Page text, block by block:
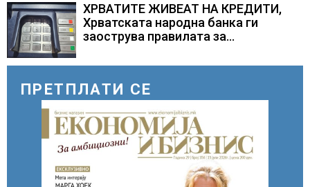
складирање на енергија од батерии
ХРВАТИТЕ ЖИВЕАТ НА КРЕДИТИ,
Хрватската народна банка ги
заострува правилата за
зголемени ризици во финансискиот
ПРЕТПЛАТИ СЕ